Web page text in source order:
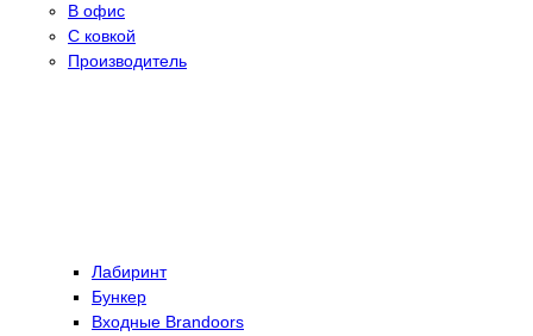
В офис
С ковкой
Производитель
Лабиринт
Бункер
Входные Brandoors